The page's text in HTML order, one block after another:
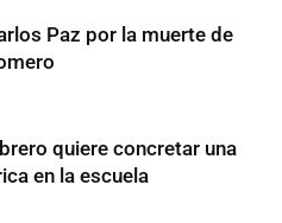
Paz por la muerte de
quiere concretar una
en la escuela